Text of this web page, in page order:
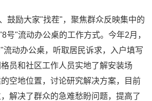
鼓励大家"找茬"，聚焦群众反映集中的
号"流动办公桌的工作方式。今年2月，
流动办公桌，听取居民诉求，入户填写
员和社区工作人员实地了解安装场
空地位置，讨论研究解决方案，目前
解决了群众的急难愁盼问题，提高了